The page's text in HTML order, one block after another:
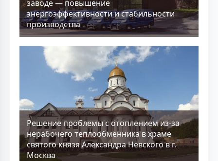
заводе — повышение
энергоэффективности и стабильности
производства
Решение проблемы с отоплением из-за
нерабочего теплообменника в храме
святого князя Александра Невского в г.
Москва